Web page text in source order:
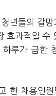
년들의 갈
과적일 수
루가 급한
한 채용인